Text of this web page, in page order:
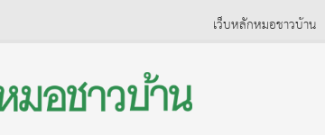
เว็บหลักหมอชาวบ้าน